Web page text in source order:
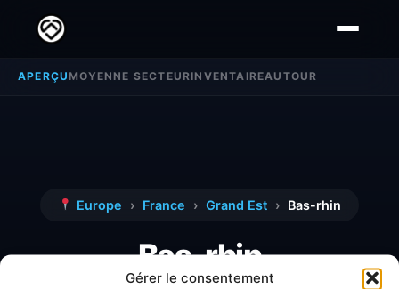
Gérer le consentement
APERÇUMOYENNE SECTEURINVENTAIREAUTOUR
Europe › France › Grand Est › Bas-rhin
Bas-rhin